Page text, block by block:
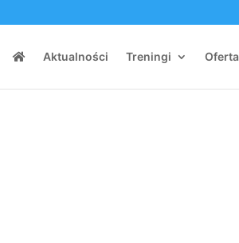
Aktualności Treningi Oferta